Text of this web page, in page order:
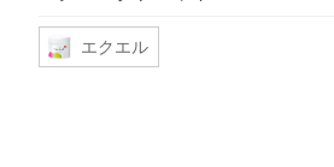
エクエル